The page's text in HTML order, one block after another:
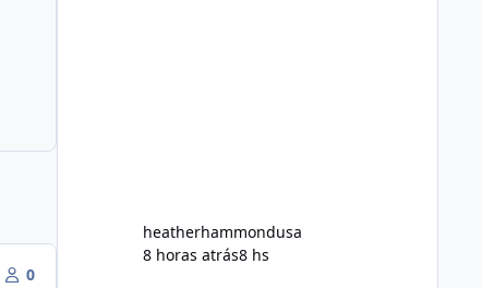
0
heatherhammondusa
8 horas atrás8 hs